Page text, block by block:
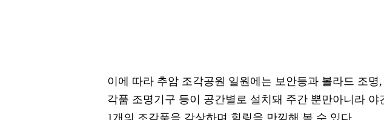
이에 따라 추암 조각공원 일원에는 보안등과 볼라드 조명
각품 조명기구 등이 공간별로 설치돼 주간 뿐만아니라 야
1개의 조각품을 감상하며 힐링을 만끽해 볼 수 있다.